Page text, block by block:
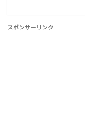
スポンサーリンク